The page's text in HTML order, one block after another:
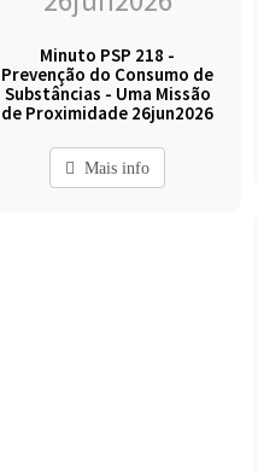
Minuto PSP 218 -
Prevenção do Consumo de
Substâncias - Uma Missão
de Proximidade 26jun2026
Mais info